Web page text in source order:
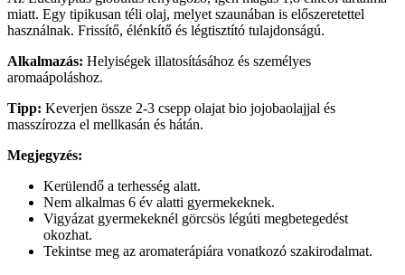
miatt. Egy tipikusan téli olaj, melyet szaunában is előszeretettel
használnak. Frissítő, élénkítő és légtisztító tulajdonságú.
Alkalmazás: Helyiségek illatosításához és személyes
aromaápoláshoz.
Tipp: Keverjen össze 2-3 csepp olajat bio jojobaolajjal és
masszírozza el mellkasán és hátán.
Megjegyzés:
Kerülendő a terhesség alatt.
Nem alkalmas 6 év alatti gyermekeknek.
Vigyázat gyermekeknél görcsös légúti megbetegedést
okozhat.
Tekintse meg az aromaterápiára vonatkozó szakirodalmat.